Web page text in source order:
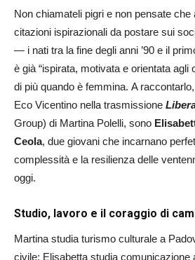
Non chiamateli pigri e non pensate che
citazioni ispirazionali da postare sui
— i nati tra la fine degli anni ’90 e il
è già “ispirata, motivata e orientata agli
di più quando è femmina. A
Eco Vicentino nella trasmissione
Group) di Martina Polelli, sono
Ceola, due giovani che incarnano
complessità e la resilienza delle
oggi.
Studio, lavoro e il coraggio di
Martina studia turismo culturale a
civile; Elisabetta studia comunicazione